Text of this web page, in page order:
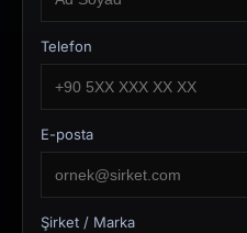
Telefon
E-posta
Şirket / Marka